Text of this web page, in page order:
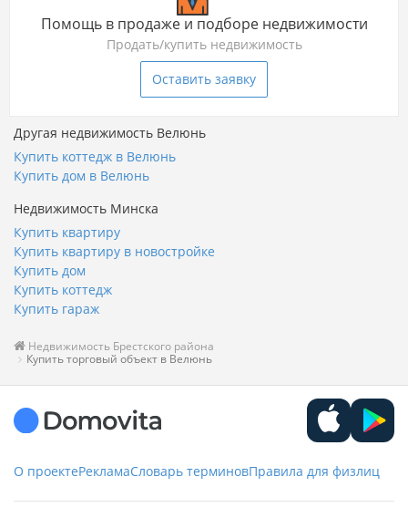
Помощь в продаже и подборе недвижимости
Продать/купить недвижимость
Оставить заявку
Другая недвижимость Велюнь
Купить коттедж в Велюнь
Купить дом в Велюнь
Недвижимость Минска
Купить квартиру
Купить квартиру в новостройке
Купить дом
Купить коттедж
Купить гараж
Недвижимость Брестского района
Купить торговый объект в Велюнь
О проектеРекламаСловарь терминовПравила для физлиц